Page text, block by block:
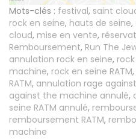
Mots-clés : festival, saint
rock en seine, hauts de seine,
cloud, mise en vente,
Remboursement, Run The
annulation rock en seine,
machine, rock en seine RATM,
RATM, annulation rage
against the machine annulé,
seine RATM annulé,
remboursement RATM,
machine